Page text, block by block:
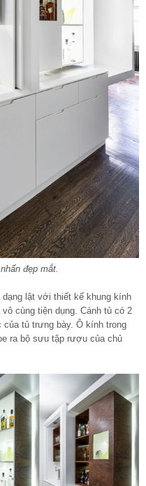
đẹp mắt.
lật với thiết kế khung kính
cùng tiện dụng. Cánh tủ có 2
tủ trưng bày. Ô kính trong
ra bộ sưu tập rượu của chủ